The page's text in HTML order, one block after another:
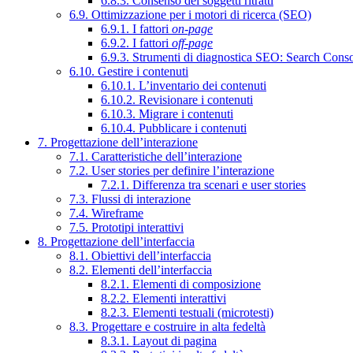
6.9. Ottimizzazione per i motori di ricerca (SEO)
6.9.1. I fattori on-page
6.9.2. I fattori off-page
6.9.3. Strumenti di diagnostica SEO: Search
6.10. Gestire i contenuti
6.10.1. L’inventario dei contenuti
6.10.2. Revisionare i contenuti
6.10.3. Migrare i contenuti
6.10.4. Pubblicare i contenuti
7. Progettazione dell’interazione
7.1. Caratteristiche dell’interazione
7.2. User stories per definire l’interazione
7.2.1. Differenza tra scenari e user stories
7.3. Flussi di interazione
7.4. Wireframe
7.5. Prototipi interattivi
8. Progettazione dell’interfaccia
8.1. Obiettivi dell’interfaccia
8.2. Elementi dell’interfaccia
8.2.1. Elementi di composizione
8.2.2. Elementi interattivi
8.2.3. Elementi testuali (microtesti)
8.3. Progettare e costruire in alta fedeltà
8.3.1. Layout di pagina